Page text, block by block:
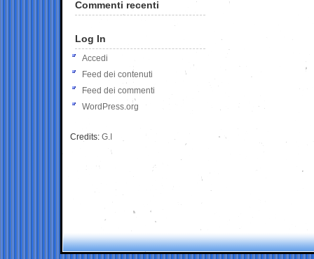
Commenti recenti
Log In
Accedi
Feed dei contenuti
Feed dei commenti
WordPress.org
Credits: G.I